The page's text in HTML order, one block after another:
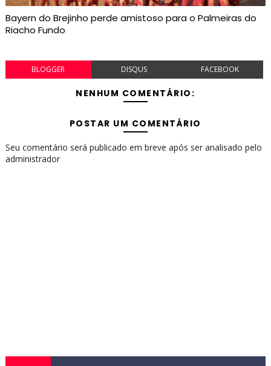
Bayern do Brejinho perde amistoso para o Palmeiras do
Riacho Fundo
BLOGGER DISQUS FACEBOOK
NENHUM COMENTÁRIO:
POSTAR UM COMENTÁRIO
Seu comentário será publicado em breve após ser analisado pelo
administrador